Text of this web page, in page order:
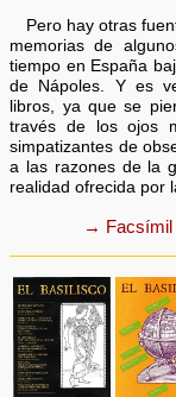
Pero hay otras
memorias de
tiempo en España
de Nápoles. Y es
libros, ya que se
través de los ojos
simpatizantes de
a las razones de la
realidad ofrecida por
→ Facsímil